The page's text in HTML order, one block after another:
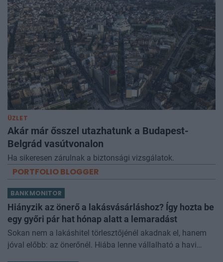
ÜZLET
Akár már ősszel utazhatunk a Budapest-
Belgrád vasútvonalon
Ha sikeresen zárulnak a biztonsági vizsgálatok.
PORTFOLIO BLOGGER
BANKMONITOR
Hiányzik az önerő a lakásvásárláshoz? Így hozta be
egy győri pár hat hónap alatt a lemaradást
Sokan nem a lakáshitel törlesztőjénél akadnak el, hanem
jóval előbb: az önerőnél. Hiába lenne vállalható a havi